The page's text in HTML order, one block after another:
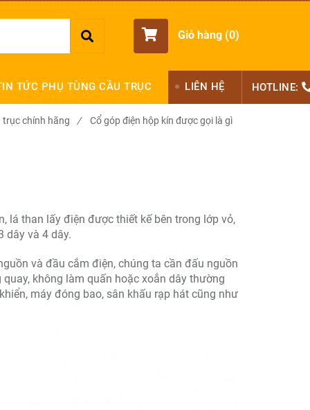
Giỏ hàng (0)
TỨC PHỤ TÙNG CẦU TRỤC LIÊN HỆ HOTLINE:
chính hãng / Cổ góp điện hộp kín được gọi là gì
lá than lấy điện được thiết kế bên trong lớp vỏ,
dây và 4 dây.
và đầu cắm điện, chúng ta cần đấu nguồn
không làm quấn hoặc xoắn dây thường
máy đóng bao, sân khấu rạp hát cũng như